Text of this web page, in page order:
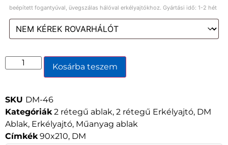
beépített fogantyúval, üvegszálas hálóval erkélyajtókhoz. Gyártási idő: 1-2 hét
Kosárba teszem
SKU DM-46
Kategóriák 2 rétegű ablak, 2 rétegű Erkélyajtó, DM
Ablak, Erkélyajtó, Műanyag ablak
Címkék 90x210, DM